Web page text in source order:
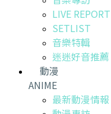
LIVE REPORT
SETLIST
音樂特輯
迷迷好音推薦
動漫
ANIME
最新動漫情報